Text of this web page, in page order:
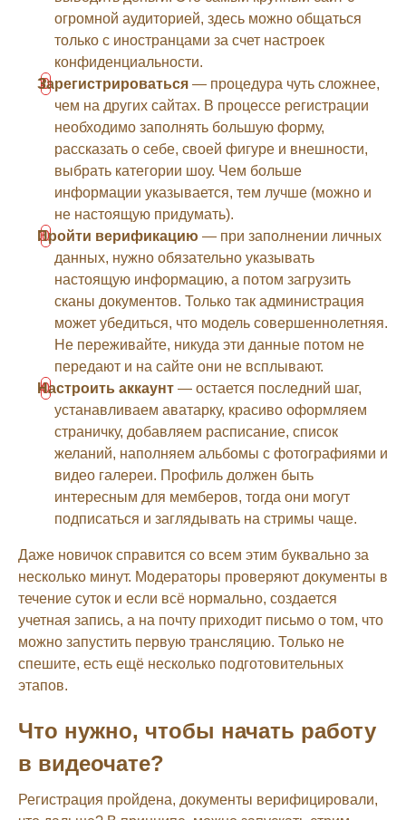
огромной аудиторией, здесь можно общаться
только с иностранцами за счет настроек
конфиденциальности.
Зарегистрироваться — процедура чуть сложнее,
чем на других сайтах. В процессе регистрации
необходимо заполнять большую форму,
рассказать о себе, своей фигуре и внешности,
выбрать категории шоу. Чем больше
информации указывается, тем лучше (можно и
не настоящую придумать).
Пройти верификацию — при заполнении личных
данных, нужно обязательно указывать
настоящую информацию, а потом загрузить
сканы документов. Только так администрация
может убедиться, что модель совершеннолетняя.
Не переживайте, никуда эти данные потом не
передают и на сайте они не всплывают.
Настроить аккаунт — остается последний шаг,
устанавливаем аватарку, красиво оформляем
страничку, добавляем расписание, список
желаний, наполняем альбомы с фотографиями и
видео галереи. Профиль должен быть
интересным для мемберов, тогда они могут
подписаться и заглядывать на стримы чаще.
Даже новичок справится со всем этим буквально за
несколько минут. Модераторы проверяют документы в
течение суток и если всё нормально, создается
учетная запись, а на почту приходит письмо о том, что
можно запустить первую трансляцию. Только не
спешите, есть ещё несколько подготовительных
этапов.
Что нужно, чтобы начать работу
в видеочате?
Регистрация пройдена, документы верифицировали,